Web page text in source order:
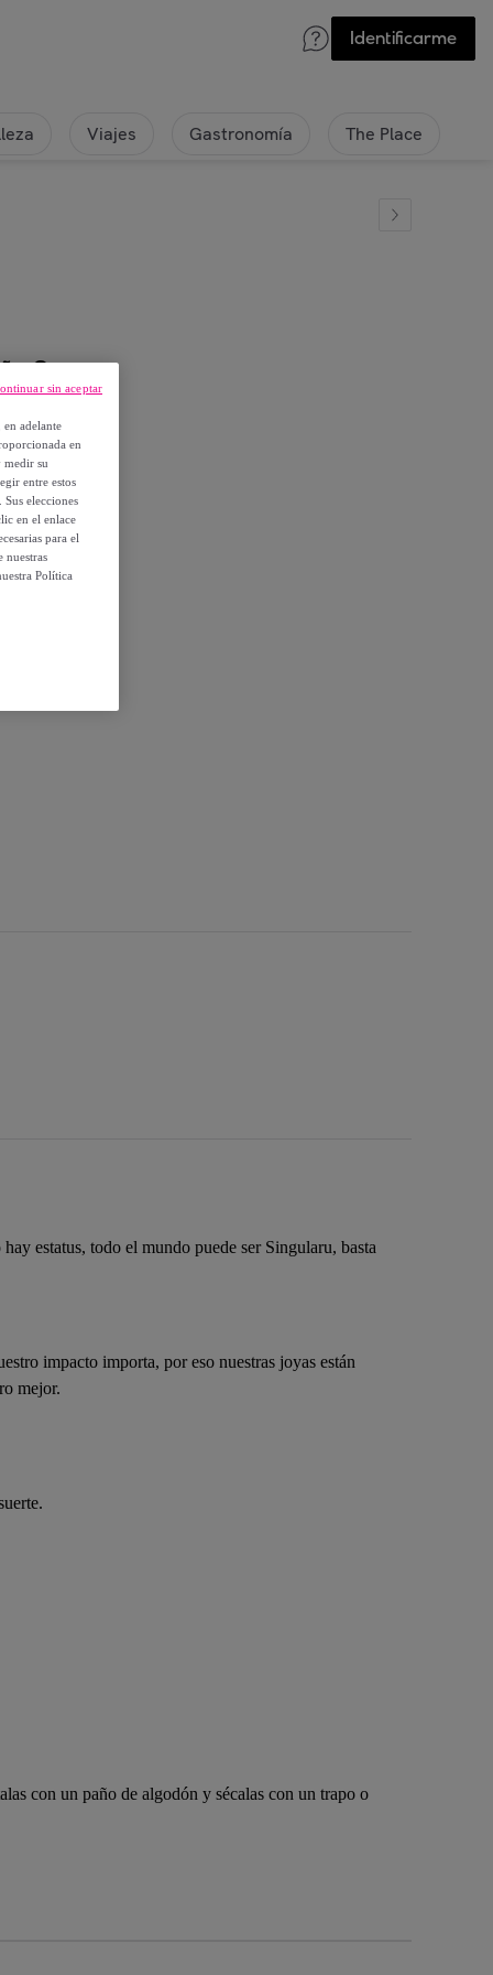
Identificarme
Viajes Gastronomía The Place
Oro
estatus, todo el mundo puede ser Singularu, basta
impacto importa, por eso nuestras joyas están
mejor.
con un paño de algodón y sécalas con un trapo o
adelante
en
medir su
entre estos
elecciones
en el enlace
para el
nuestras
Política
sin aceptar